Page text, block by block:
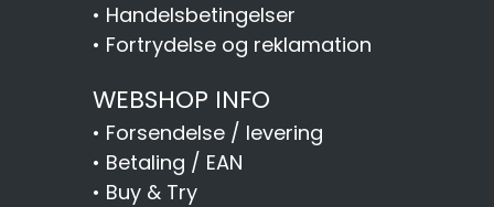
• Handelsbetingelser
• Fortrydelse og reklamation
WEBSHOP INFO
• Forsendelse / levering
• Betaling / EAN
• Buy & Try